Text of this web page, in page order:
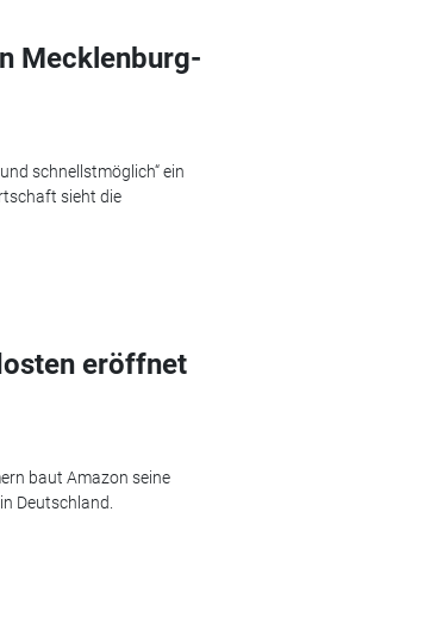
Mecklenburg-
schnellstmöglich“ ein
sieht die
eröffnet
baut Amazon seine
Deutschland.